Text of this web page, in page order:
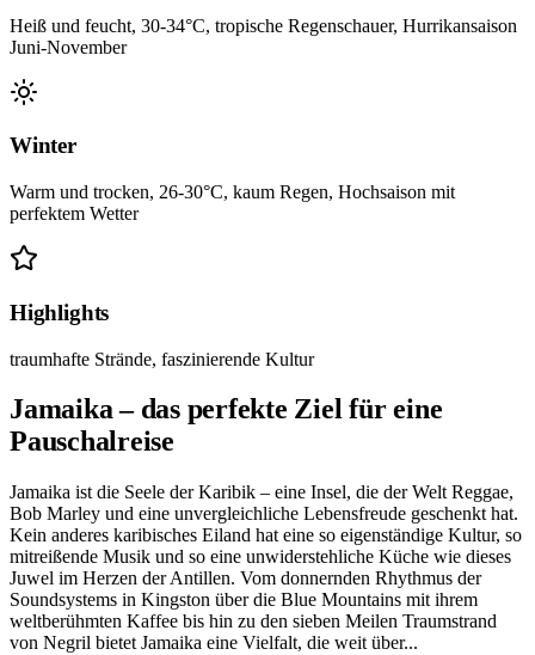
Heiß und feucht, 30-34°C, tropische Regenschauer, Hurrikansaison
Juni-November
Winter
Warm und trocken, 26-30°C, kaum Regen, Hochsaison mit
perfektem Wetter
Highlights
traumhafte Strände, faszinierende Kultur
Jamaika – das perfekte Ziel für eine
Pauschalreise
Jamaika ist die Seele der Karibik – eine Insel, die der Welt Reggae,
Bob Marley und eine unvergleichliche Lebensfreude geschenkt hat.
Kein anderes karibisches Eiland hat eine so eigenständige Kultur, so
mitreißende Musik und so eine unwiderstehliche Küche wie dieses
Juwel im Herzen der Antillen. Vom donnernden Rhythmus der
Soundsystems in Kingston über die Blue Mountains mit ihrem
weltberühmten Kaffee bis hin zu den sieben Meilen Traumstrand
von Negril bietet Jamaika eine Vielfalt, die weit über...